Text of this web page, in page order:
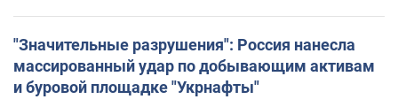
"Значительные разрушения": Россия нанесла
массированный удар по добывающим активам
и буровой площадке "Укрнафты"